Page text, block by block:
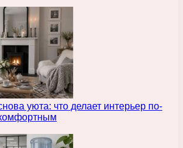
уюта: что делает интерьер по-